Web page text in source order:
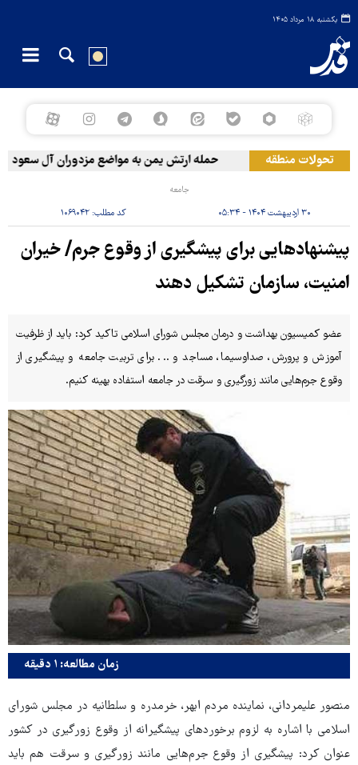
یکشنبه ۱۸ مرداد ۱۴۰۵
تحولات منطقه حمله ارتش یمن به مواضع مزدوران آل سعود
جامعه
۳۰ اردیبهشت ۱۴۰۴ - ۰۵:۳۴ کد مطلب: ۱۰۶۹۰۴۲
پیشنهادهایی برای پیشگیری از وقوع جرم/ خیران
امنیت، سازمان تشکیل دهند
عضو کمیسیون بهداشت و درمان مجلس شورای اسلامی تاکید کرد:‌ باید از ظرفیت
آموزش و پرورش، صداوسیما، مساجد و ... برای تربیت جامعه و پیشگیری از
وقوع جرم‌هایی مانند زورگیری و سرقت در جامعه استفاده بهینه کنیم.
زمان مطالعه: ۱ دقیقه
منصور علیمردانی، نماینده مردم ابهر، خرمدره و سلطانیه در مجلس شورای
اسلامی با اشاره به لزوم برخوردهای پیشگیرانه از وقوع زورگیری در کشور
عنوان کرد: پیشگیری از وقوع جرم‌هایی مانند زورگیری و سرقت هم باید